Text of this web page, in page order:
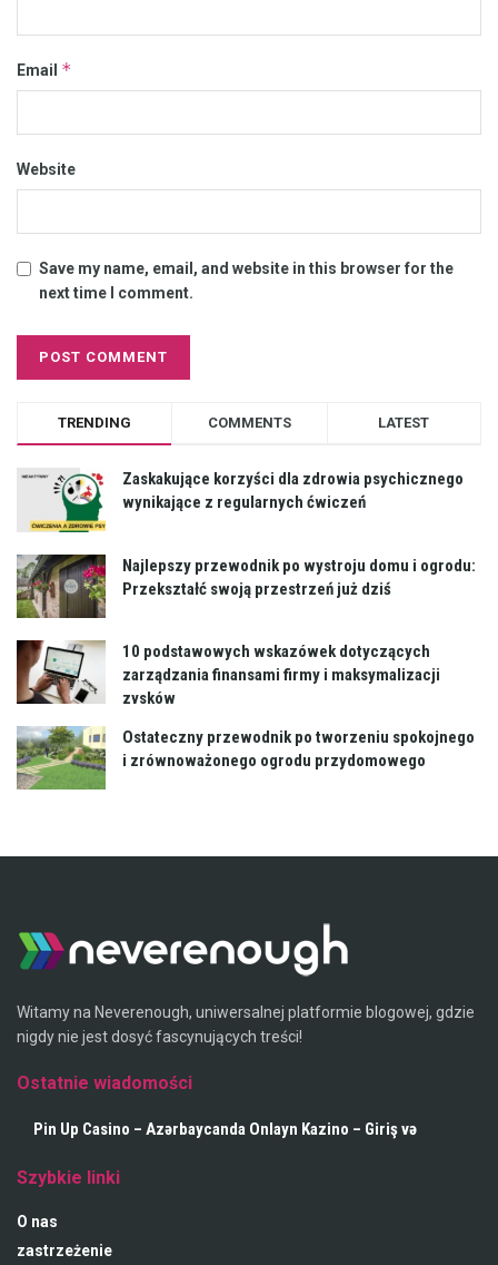
Email *
Website
Save my name, email, and website in this browser for the
next time I comment.
TRENDING COMMENTS LATEST
Zaskakujące korzyści dla zdrowia psychicznego
wynikające z regularnych ćwiczeń
Najlepszy przewodnik po wystroju domu i ogrodu:
Przekształć swoją przestrzeń już dziś
10 podstawowych wskazówek dotyczących
zarządzania finansami firmy i maksymalizacji
zysków
Ostateczny przewodnik po tworzeniu spokojnego
i zrównoważonego ogrodu przydomowego
Witamy na Neverenough, uniwersalnej platformie blogowej, gdzie
nigdy nie jest dosyć fascynujących treści!
Ostatnie wiadomości
Pin Up Casino – Azərbaycanda Onlayn Kazino – Giriş və
Szybkie linki
O nas
zastrzeżenie